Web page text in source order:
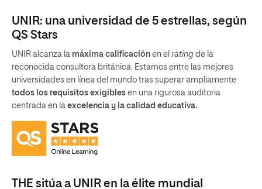
UNIR: una universidad de 5 estrellas, según
QS Stars
UNIR alcanza la máxima calificación en el rating de la
reconocida consultora británica. Estamos entre las mejores
universidades en línea del mundo tras superar ampliamente
todos los requisitos exigibles en una rigurosa auditoria
centrada en la excelencia y la calidad educativa.
THE sitúa a UNIR en la élite mundial